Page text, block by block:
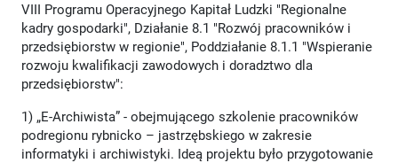
VIII Programu Operacyjnego Kapitał Ludzki "Regionalne
kadry gospodarki", Działanie 8.1 "Rozwój pracowników i
przedsiębiorstw w regionie", Poddziałanie 8.1.1 "Wspieranie
rozwoju kwalifikacji zawodowych i doradztwo dla
przedsiębiorstw":
1) „E-Archiwista” - obejmującego szkolenie pracowników
podregionu rybnicko – jastrzębskiego w zakresie
informatyki i archiwistyki. Ideą projektu było przygotowanie